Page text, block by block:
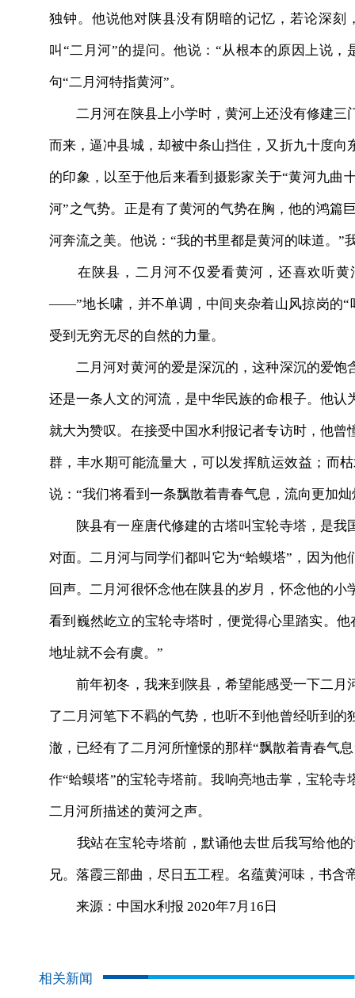
独钟。他说他对陕县没有阴暗的记忆，若论深
叫“二月河”的提问。他说：“从根本的原因上说
句“二月河特指黄河”。
二月河在陕县上小学时，黄河上还没有修建三
而来，逼冲县城，却被中条山挡住，又折九十度
的印象，以至于他后来看到摄影家关于“黄河九曲
河”之气势。正是有了黄河的气势在胸，他的鸿篇
河奔流之美。他说：“我的书里都是黄河的味道。”
在陕县，二月河不仅爱看黄河，还喜欢听黄
——”地长啸，并不单调，中间夹杂着山风掠岗的“
受到无穷无尽的自然的力量。
二月河对黄河的爱是深沉的，这种深沉的爱饱
还是一条人文的河流，是中华民族的命根子。他
就大为赞叹。在接受中国水利报记者专访时，他
群，丰水期可能流量大，可以发挥航运效益；而
说：“我们将看到一条飘散着青春气息，流向更加
陕县有一座唐代修建的古塔叫宝轮寺塔，是我
对面。二月河与同学们都叫它为“蛤蟆塔”，因为
回声。二月河很怀念他在陕县的岁月，怀念他的
看到巍然屹立的宝轮寺塔时，便觉得心里踏实。
地址就不会有虞。”
前年初冬，我来到陕县，希望能感受一下二月
了二月河笔下不羁的气势，也听不到他曾经听到
澈，已经有了二月河所憧憬的那样“飘散着青春气
作“蛤蟆塔”的宝轮寺塔前。我响亮地击掌，宝轮
二月河所描述的黄河之声。
我站在宝轮寺塔前，默诵他去世后我写给他的
兄。落霞三部曲，尽日五工程。名蕴黄河味，书含
来源：中国水利报 2020年7月16日
相关新闻